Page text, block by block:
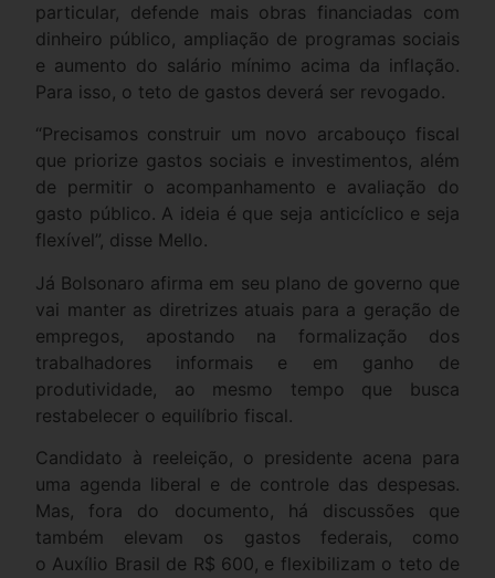
particular, defende mais obras financiadas com
dinheiro público, ampliação de programas sociais
e aumento do salário mínimo acima da inflação.
Para isso, o teto de gastos deverá ser revogado.
“Precisamos construir um novo arcabouço fiscal
que priorize gastos sociais e investimentos, além
de permitir o acompanhamento e avaliação do
gasto público. A ideia é que seja anticíclico e seja
flexível”, disse Mello.
Já Bolsonaro afirma em seu plano de governo que
vai manter as diretrizes atuais para a geração de
empregos, apostando na formalização dos
trabalhadores informais e em ganho de
produtividade, ao mesmo tempo que busca
restabelecer o equilíbrio fiscal.
Candidato à reeleição, o presidente acena para
uma agenda liberal e de controle das despesas.
Mas, fora do documento, há discussões que
também elevam os gastos federais, como
o Auxílio Brasil de R$ 600, e flexibilizam o teto de